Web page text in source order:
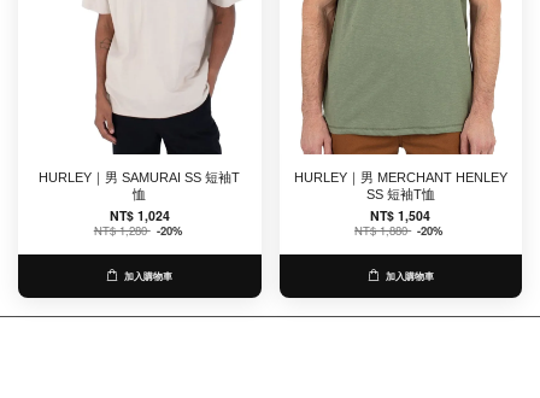
HURLEY｜男 SAMURAI SS 短袖T
恤
NT$ 1,024
NT$ 1,280 -20%
加入購物車
HURLEY｜男 MERCHANT HENLEY
SS 短袖T恤
NT$ 1,504
NT$ 1,880 -20%
加入購物車